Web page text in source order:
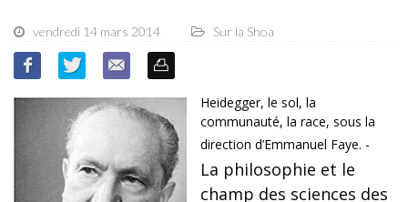
vendredi 14 mars 2014 Sur la Shoa
Heidegger, le sol, la
communauté, la race, sous la
direction d’Emmanuel Faye. -
La philosophie et le
champ des sciences des